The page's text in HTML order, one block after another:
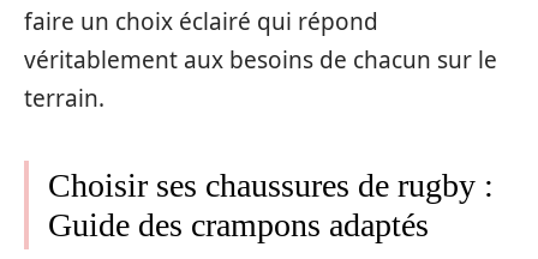
faire un choix éclairé qui répond
véritablement aux besoins de chacun sur le
terrain.
Choisir ses chaussures de rugby :
Guide des crampons adaptés